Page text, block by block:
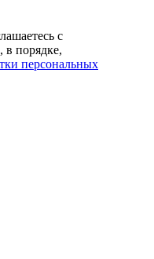
с
в порядке,
персональных